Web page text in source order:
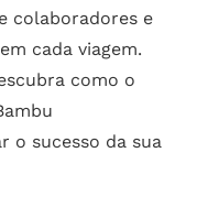
colaboradores e
cada viagem.
como o
o sucesso da sua